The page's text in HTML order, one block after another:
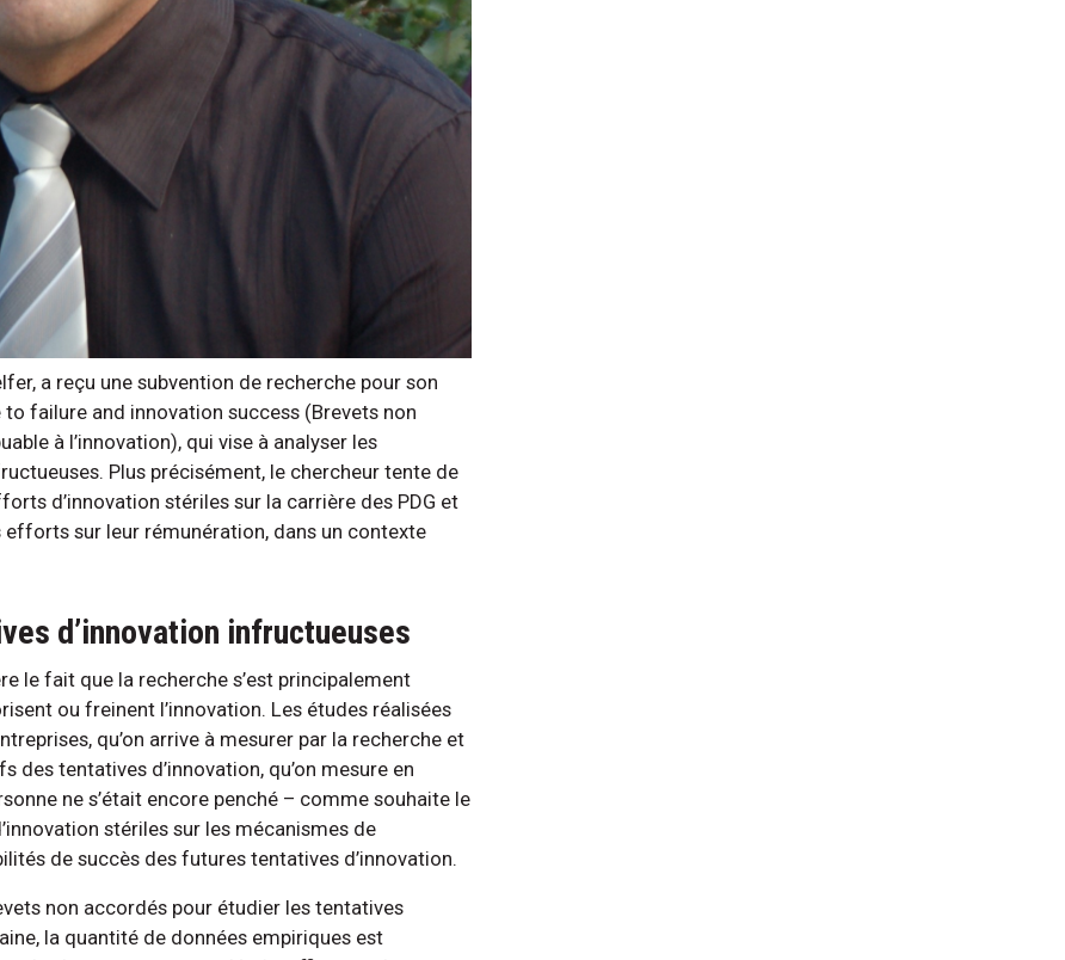
a reçu une subvention de recherche pour son
failure and innovation success (Brevets non
à l’innovation), qui vise à analyser les
Plus précisément, le chercheur tente de
d’innovation stériles sur la carrière des PDG et
sur leur rémunération, dans un contexte
d’innovation infructueuses
le fait que la recherche s’est principalement
ou freinent l’innovation. Les études réalisées
qu’on arrive à mesurer par la recherche et
tentatives d’innovation, qu’on mesure en
ne s’était encore penché – comme souhaite le
stériles sur les mécanismes de
de succès des futures tentatives d’innovation.
non accordés pour étudier les tentatives
la quantité de données empiriques est